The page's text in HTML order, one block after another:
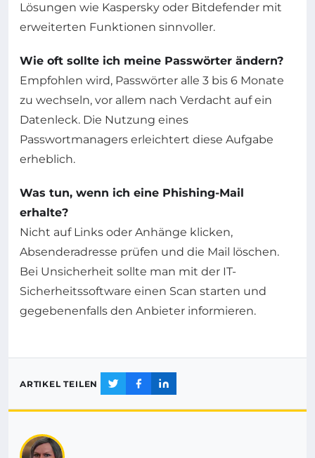
Lösungen wie Kaspersky oder Bitdefender mit
erweiterten Funktionen sinnvoller.
Wie oft sollte ich meine Passwörter ändern?
Empfohlen wird, Passwörter alle 3 bis 6 Monate
zu wechseln, vor allem nach Verdacht auf ein
Datenleck. Die Nutzung eines
Passwortmanagers erleichtert diese Aufgabe
erheblich.
Was tun, wenn ich eine Phishing-Mail
erhalte?
Nicht auf Links oder Anhänge klicken,
Absenderadresse prüfen und die Mail löschen.
Bei Unsicherheit sollte man mit der IT-
Sicherheitssoftware einen Scan starten und
gegebenenfalls den Anbieter informieren.
ARTIKEL TEILEN